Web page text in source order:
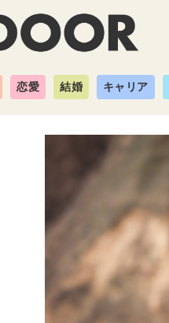
恋愛 結婚 キャリア